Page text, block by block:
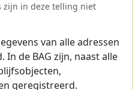
zijn in deze telling niet
van alle adressen
In de BAG zijn, naast alle
geregistreerd.